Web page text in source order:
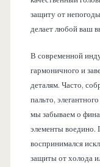
защиту от
делает любой ваш
В современной
гармоничного и
деталям. Часто,
пальто,
мы забываем о
элементы воедино.
воспринимался
защиты от холода